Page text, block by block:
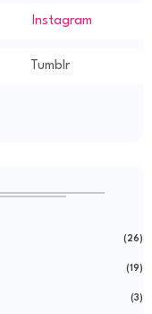
Instagram
Tumblr
(26)
(19)
(3)